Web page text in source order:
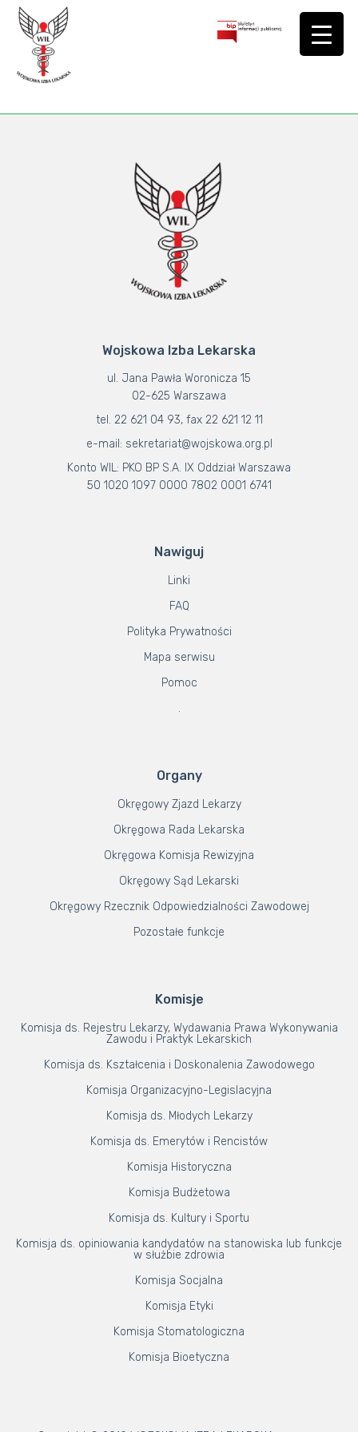
Wojskowa Izba Lekarska
ul. Jana Pawła Woronicza 15
02-625 Warszawa
tel. 22 621 04 93, fax 22 621 12 11
e-mail: sekretariat@wojskowa.org.pl
Konto WIL: PKO BP S.A. IX Oddział Warszawa
50 1020 1097 0000 7802 0001 6741
Nawiguj
Linki
FAQ
Polityka Prywatności
Mapa serwisu
Pomoc
.
Organy
Okręgowy Zjazd Lekarzy
Okręgowa Rada Lekarska
Okręgowa Komisja Rewizyjna
Okręgowy Sąd Lekarski
Okręgowy Rzecznik Odpowiedzialności Zawodowej
Pozostałe funkcje
Komisje
Komisja ds. Rejestru Lekarzy, Wydawania Prawa Wykonywania
Zawodu i Praktyk Lekarskich
Komisja ds. Kształcenia i Doskonalenia Zawodowego
Komisja Organizacyjno-Legislacyjna
Komisja ds. Młodych Lekarzy
Komisja ds. Emerytów i Rencistów
Komisja Historyczna
Komisja Budżetowa
Komisja ds. Kultury i Sportu
Komisja ds. opiniowania kandydatów na stanowiska lub funkcje
w służbie zdrowia
Komisja Socjalna
Komisja Etyki
Komisja Stomatologiczna
Komisja Bioetyczna